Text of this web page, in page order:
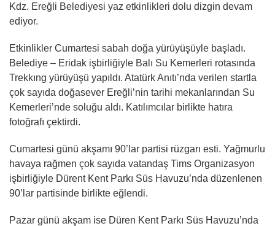
Kdz. Ereğli Belediyesi yaz etkinlikleri dolu dizgin devam
ediyor.
Etkinlikler Cumartesi sabah doğa yürüyüşüyle başladı.
Belediye – Eridak işbirliğiyle Balı Su Kemerleri rotasında
Trekkıng yürüyüşü yapıldı. Atatürk Anıtı’nda verilen startla
çok sayıda doğasever Ereğli’nin tarihi mekanlarından Su
Kemerleri’nde soluğu aldı. Katılımcılar birlikte hatıra
fotoğrafı çektirdi.
Cumartesi günü akşamı 90’lar partisi rüzgarı esti. Yağmurlu
havaya rağmen çok sayıda vatandaş Tims Organizasyon
işbirliğiyle Dürent Kent Parkı Süs Havuzu’nda düzenlenen
90’lar partisinde birlikte eğlendi.
Pazar günü akşam ise Düren Kent Parkı Süs Havuzu’nda